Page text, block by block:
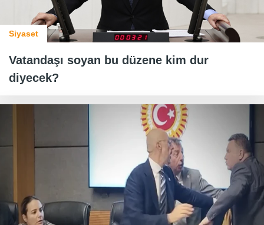
Siyaset
Vatandaşı soyan bu düzene kim dur
diyecek?